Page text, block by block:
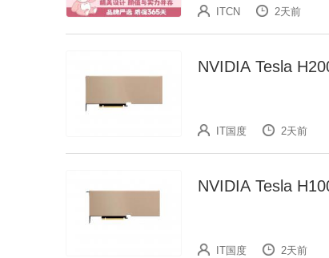
ITCN 2天前
NVIDIA Tesla
IT国度 2天前
NVIDIA Tesla
IT国度 2天前